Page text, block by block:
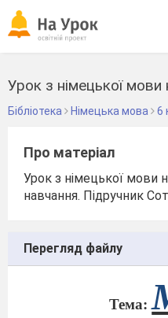
Урок з німецької
Бібліотека Німецька мова 6
Про матеріал
Урок з німецької мови
навчання. Підручник
Перегляд файлу
Тема: